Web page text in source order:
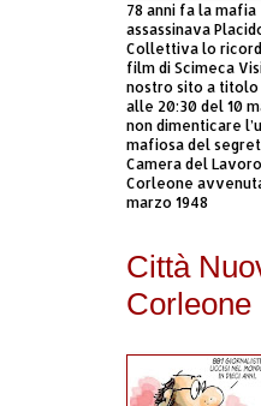
78 anni fa la mafia
assassinava
Collettiva lo
film di Scimeca
nostro sito a
alle 20:30 del 10
non dimenticare
mafiosa del
Camera del
Corleone
marzo 1948
Città
Corleone